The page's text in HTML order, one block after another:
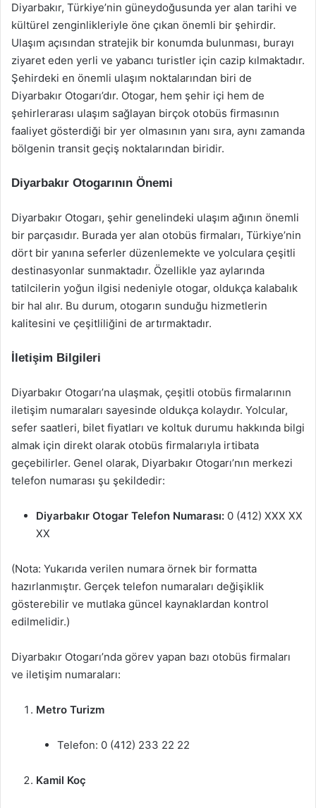
Diyarbakır, Türkiye’nin güneydoğusunda yer alan tarihi ve
kültürel zenginlikleriyle öne çıkan önemli bir şehirdir.
Ulaşım açısından stratejik bir konumda bulunması, burayı
ziyaret eden yerli ve yabancı turistler için cazip kılmaktadır.
Şehirdeki en önemli ulaşım noktalarından biri de
Diyarbakır Otogarı’dır. Otogar, hem şehir içi hem de
şehirlerarası ulaşım sağlayan birçok otobüs firmasının
faaliyet gösterdiği bir yer olmasının yanı sıra, aynı zamanda
bölgenin transit geçiş noktalarından biridir.
Diyarbakır Otogarının Önemi
Diyarbakır Otogarı, şehir genelindeki ulaşım ağının önemli
bir parçasıdır. Burada yer alan otobüs firmaları, Türkiye’nin
dört bir yanına seferler düzenlemekte ve yolculara çeşitli
destinasyonlar sunmaktadır. Özellikle yaz aylarında
tatilcilerin yoğun ilgisi nedeniyle otogar, oldukça kalabalık
bir hal alır. Bu durum, otogarın sunduğu hizmetlerin
kalitesini ve çeşitliliğini de artırmaktadır.
İletişim Bilgileri
Diyarbakır Otogarı’na ulaşmak, çeşitli otobüs firmalarının
iletişim numaraları sayesinde oldukça kolaydır. Yolcular,
sefer saatleri, bilet fiyatları ve koltuk durumu hakkında bilgi
almak için direkt olarak otobüs firmalarıyla irtibata
geçebilirler. Genel olarak, Diyarbakır Otogarı’nın merkezi
telefon numarası şu şekildedir:
Diyarbakır Otogar Telefon Numarası: 0 (412) XXX XX
XX
(Nota: Yukarıda verilen numara örnek bir formatta
hazırlanmıştır. Gerçek telefon numaraları değişiklik
gösterebilir ve mutlaka güncel kaynaklardan kontrol
edilmelidir.)
Diyarbakır Otogarı’nda görev yapan bazı otobüs firmaları
ve iletişim numaraları:
Metro Turizm
Telefon: 0 (412) 233 22 22
Kamil Koç